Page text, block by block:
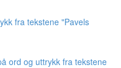
fra tekstene "Pavels
ord og uttrykk fra tekstene